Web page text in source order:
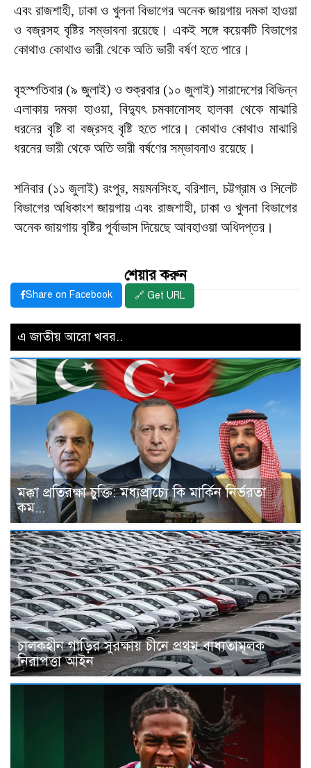
এবং রাজশাহী, ঢাকা ও খুলনা বিভাগের অনেক জায়গায় দমকা হাওয়া
ও বজ্রসহ বৃষ্টির সম্ভাবনা রয়েছে। একই সঙ্গে কয়েকটি বিভাগের
কোথাও কোথাও ভারী থেকে অতি ভারী বর্ষণ হতে পারে।
বৃহস্পতিবার (৯ জুলাই) ও শুক্রবার (১০ জুলাই) সারাদেশের বিভিন্ন
এলাকায় দমকা হাওয়া, বিদ্যুৎ চমকানোসহ হালকা থেকে মাঝারি
ধরনের বৃষ্টি বা বজ্রসহ বৃষ্টি হতে পারে। কোথাও কোথাও মাঝারি
ধরনের ভারী থেকে অতি ভারী বর্ষণের সম্ভাবনাও রয়েছে।
শনিবার (১১ জুলাই) রংপুর, ময়মনসিংহ, বরিশাল, চট্টগ্রাম ও সিলেট
বিভাগের অধিকাংশ জায়গায় এবং রাজশাহী, ঢাকা ও খুলনা বিভাগের
অনেক জায়গায় বৃষ্টির পূর্বাভাস দিয়েছে আবহাওয়া অধিদপ্তর।
শেয়ার করুন
Share on Facebook 🔗 Get URL
এ জাতীয় আরো খবর..
মক্কা প্রতিরক্ষা চুক্তি: মধ্যপ্রাচ্যে কি মার্কিন নির্ভরতা
কম...
চালকহীন গাড়ির সুরক্ষায় চীনে প্রথম বাধ্যতামূলক
নিরাপত্তা আইন